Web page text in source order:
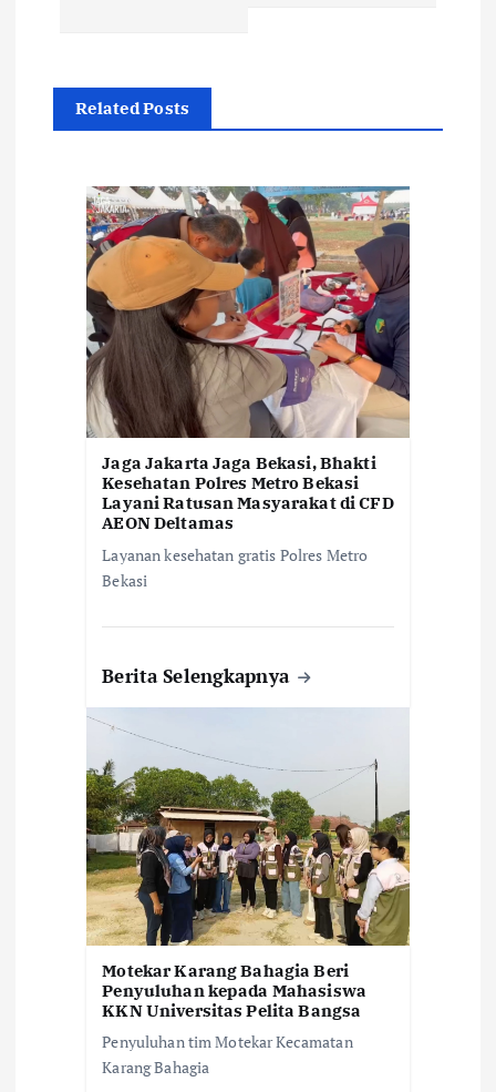
Related Posts
Jaga Jakarta Jaga Bekasi, Bhakti
Kesehatan Polres Metro Bekasi
Layani Ratusan Masyarakat di CFD
AEON Deltamas
Layanan kesehatan gratis Polres Metro
Bekasi
Berita Selengkapnya
Motekar Karang Bahagia Beri
Penyuluhan kepada Mahasiswa
KKN Universitas Pelita Bangsa
Penyuluhan tim Motekar Kecamatan
Karang Bahagia